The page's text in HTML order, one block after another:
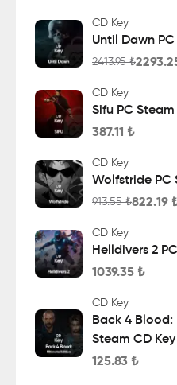
CD Key
Until Dawn
2413.95₺
CD Key
Sifu PC Steam
387.11 ₺
CD Key
Wolfstride PC
913.55₺822.19
CD Key
Helldivers 2
1039.35 ₺
CD Key
Back 4
Steam CD Key
125.83 ₺